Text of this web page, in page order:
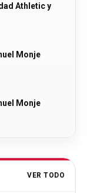
Athletic y
Monje
Monje
VER TODO